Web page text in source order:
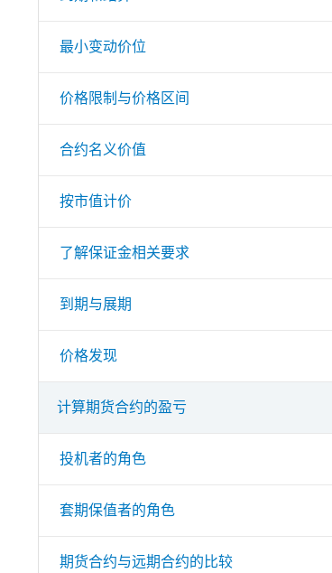
最小变动价位
价格限制与价格区间
合约名义价值
按市值计价
了解保证金相关要求
到期与展期
价格发现
计算期货合约的盈亏
投机者的角色
套期保值者的角色
期货合约与远期合约的比较